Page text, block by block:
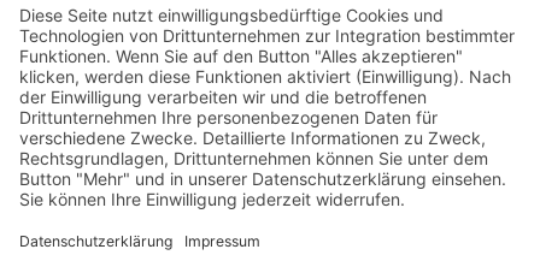
Hinweis zur Heilarbeit
Daten­schutz­er­klärung
Impressum
Spendenkonto Indien
Indienreise 2027
Kontakt
+423 798 85 78